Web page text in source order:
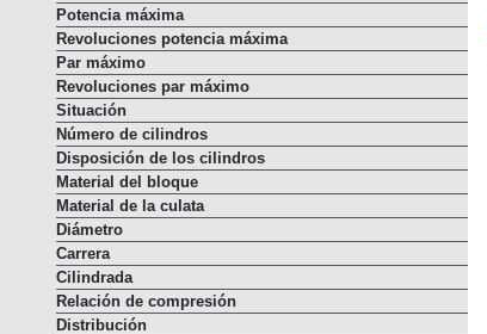
Combustible
Potencia máxima
Revoluciones potencia máxima
Par máximo
Revoluciones par máximo
Situación
Número de cilindros
Disposición de los cilindros
Material del bloque
Material de la culata
Diámetro
Carrera
Cilindrada
Relación de compresión